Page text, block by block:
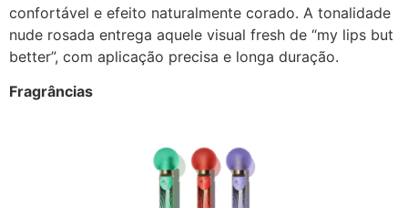
confortável e efeito naturalmente corado. A tonalidade
nude rosada entrega aquele visual fresh de “my lips but
better”, com aplicação precisa e longa duração.
Fragrâncias